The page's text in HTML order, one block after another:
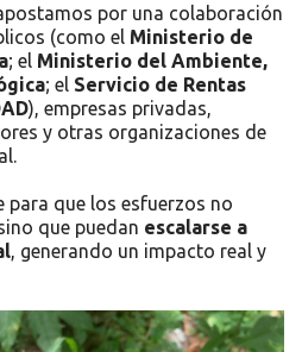
por una colaboración
(como el Ministerio de
; el Ministerio del Ambiente,
; el Servicio de Rentas
), empresas privadas,
y otras organizaciones de
para que los esfuerzos no
que puedan escalarse a
, generando un impacto real y